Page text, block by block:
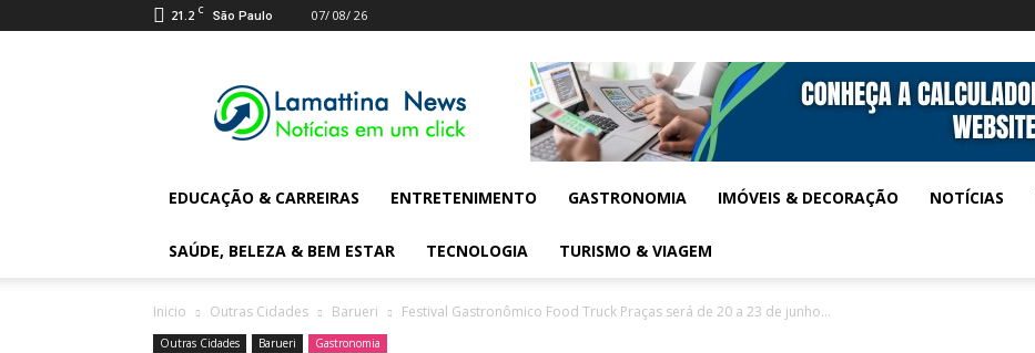
21.2 C São Paulo 07/ 08/ 26
Digital
News
EDUCAÇÃO & CARREIRAS ENTRETENIMENTO GASTRONOMIA IMÓVEIS & DECORAÇÃO NOTÍCIAS
SAÚDE, BELEZA & BEM ESTAR TECNOLOGIA TURISMO & VIAGEM
Inicio Outras Cidades Barueri Festival Gastronômico Food Truck Praças será de 20 a 23 de junho...
Outras Cidades Barueri Gastronomia